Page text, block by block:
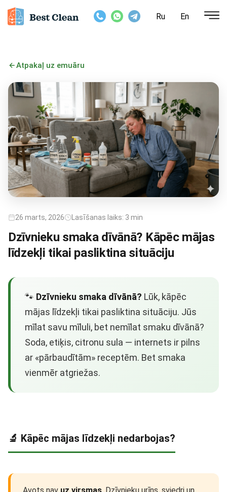
Ru En
Atpakaļ uz emuāru
26 marts, 2026 Lasīšanas laiks: 3 min
Dzīvnieku smaka dīvānā? Kāpēc mājas
līdzekļi tikai pasliktina situāciju
🐾 Dzīvnieku smaka dīvānā? Lūk, kāpēc
mājas līdzekļi tikai pasliktina situāciju. Jūs
mīlat savu mīluli, bet nemīlat smaku dīvānā?
Soda, etiķis, citronu sula — internets ir pilns
ar «pārbaudītām» receptēm. Bet smaka
vienmēr atgriežas.
🔬 Kāpēc mājas līdzekļi nedarbojas?